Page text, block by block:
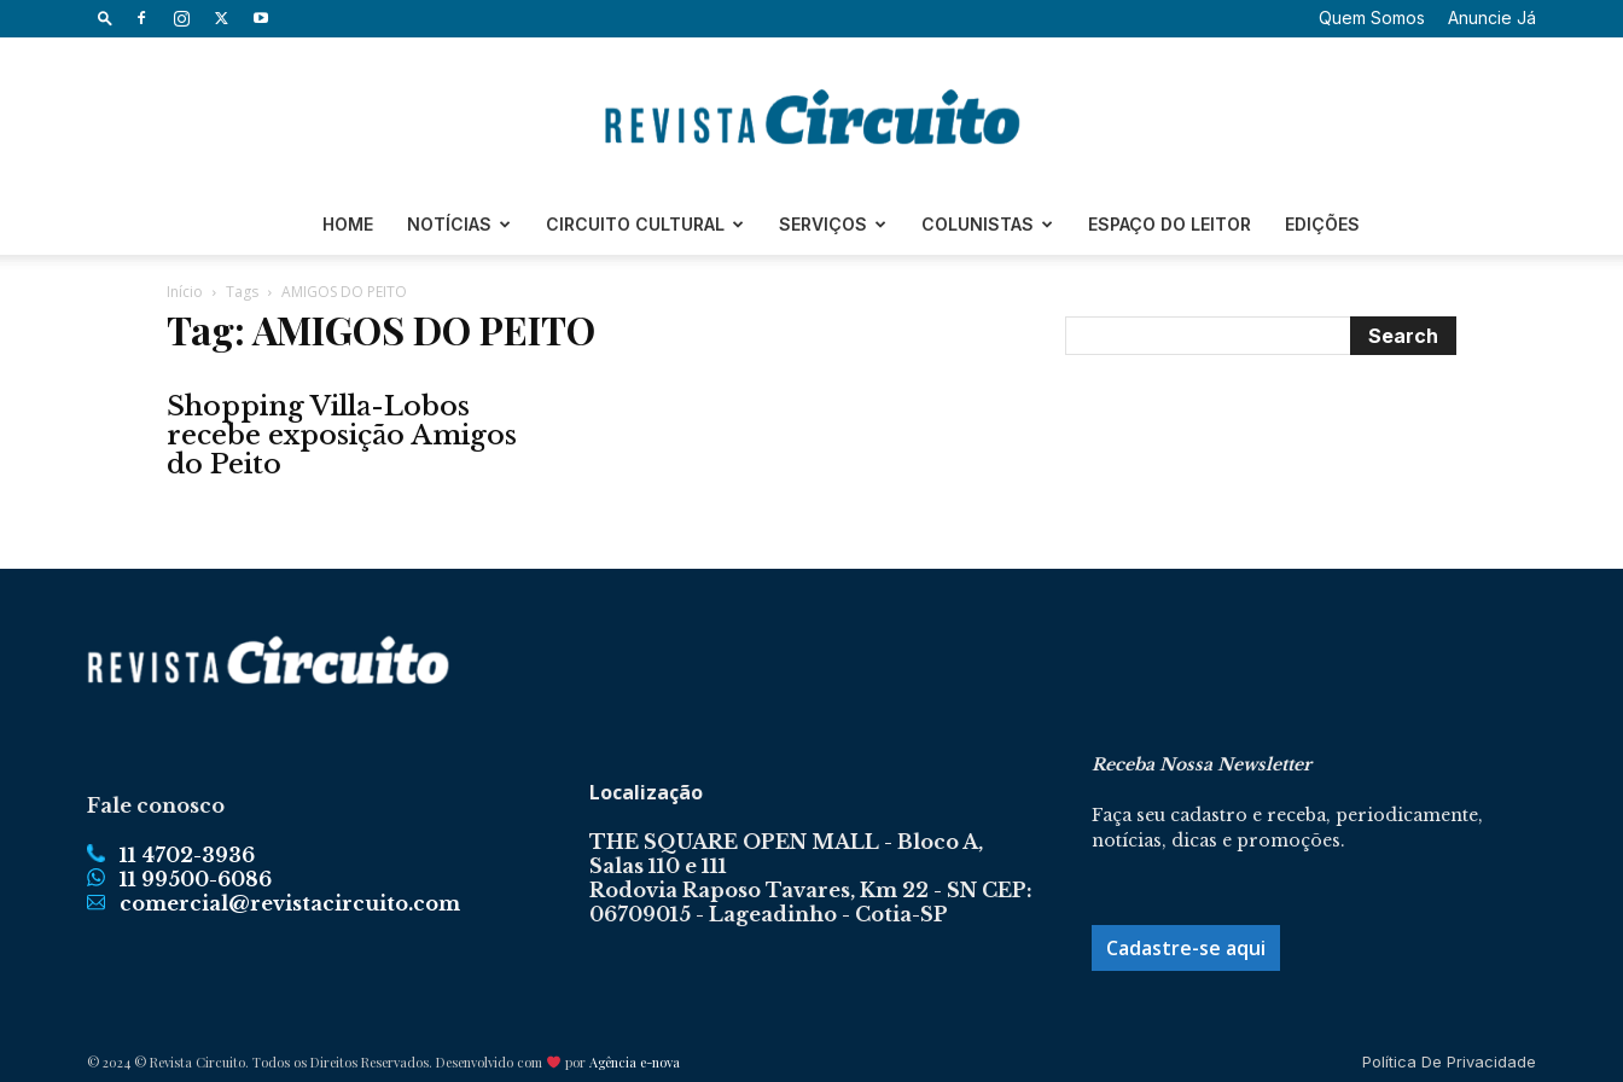
Quem Somos Anuncie Já
Revista
de
HOME NOTÍCIAS CIRCUITO CULTURAL SERVIÇOS COLUNISTAS ESPAÇO DO LEITOR EDIÇÕES
Início Tags AMIGOS DO PEITO
Tag: AMIGOS DO PEITO
Shopping Villa-Lobos
recebe exposição Amigos
do Peito
Fale conosco
11 4702-3936
11 99500-6086
comercial@revistacircuito.com
Localização
THE SQUARE OPEN MALL - Bloco A,
Salas 110 e 111
Rodovia Raposo Tavares, Km 22 - SN CEP:
06709015 - Lageadinho - Cotia-SP
Receba Nossa Newsletter
Faça seu cadastro e receba, periodicamente,
notícias, dicas e promoções.
Cadastre-se aqui
Política De Privacidade
© 2024 © Revista Circuito. Todos os Direitos Reservados. Desenvolvido com por Agência e-nova